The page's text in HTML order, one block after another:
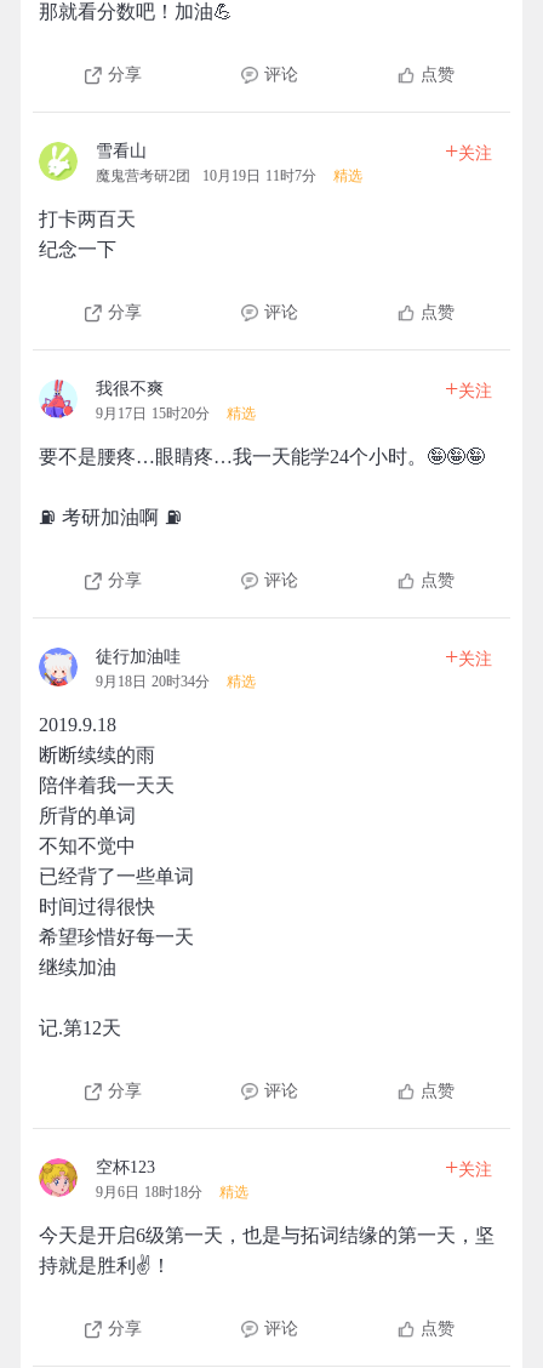
那就看分数吧！加油💪
分享 评论 点赞
雪看山
魔鬼营考研2团 10月19日 11时7分 精选
+关注
打卡两百天
纪念一下
分享 评论 点赞
我很不爽
9月17日 15时20分 精选
+关注
要不是腰疼…眼睛疼…我一天能学24个小时。🤪🤪🤪
⛽️ 考研加油啊 ⛽️
分享 评论 点赞
徒行加油哇
9月18日 20时34分 精选
+关注
2019.9.18
断断续续的雨
陪伴着我一天天
所背的单词
不知不觉中
已经背了一些单词
时间过得很快
希望珍惜好每一天
继续加油
记.第12天
分享 评论 点赞
空杯123
9月6日 18时18分 精选
+关注
今天是开启6级第一天，也是与拓词结缘的第一天，坚
持就是胜利✌️！
分享 评论 点赞